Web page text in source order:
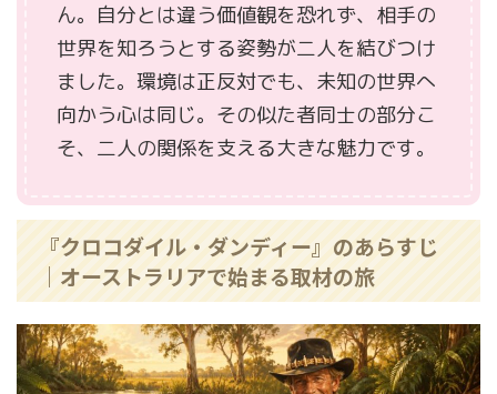
ん。自分とは違う価値観を恐れず、相手の
世界を知ろうとする姿勢が二人を結びつけ
ました。環境は正反対でも、未知の世界へ
向かう心は同じ。その似た者同士の部分こ
そ、二人の関係を支える大きな魅力です。
『クロコダイル・ダンディー』のあらすじ
｜オーストラリアで始まる取材の旅